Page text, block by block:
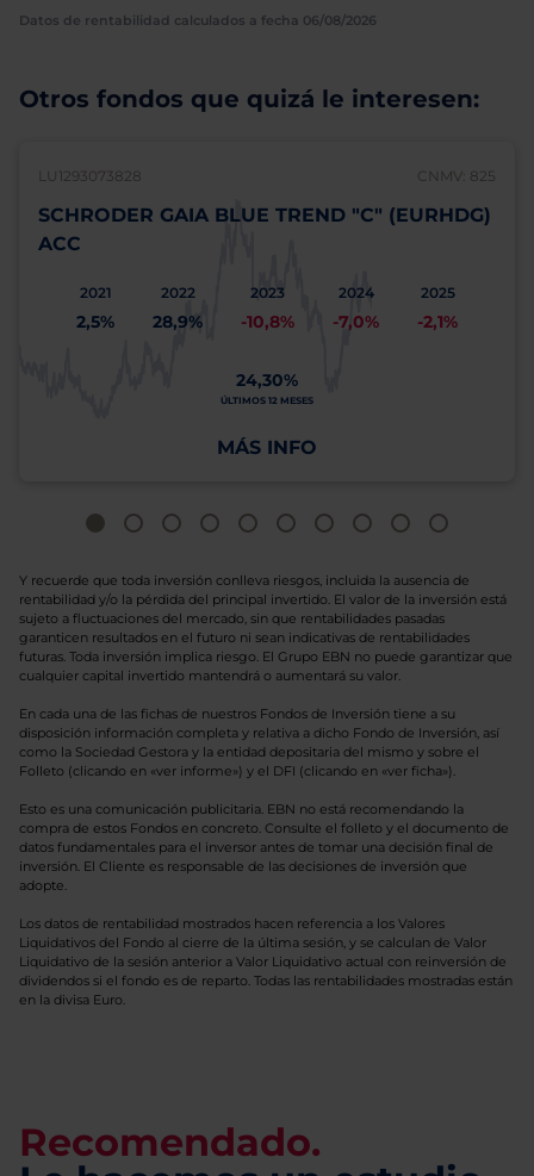
Datos de rentabilidad calculados a fecha 06/08/2026
Otros fondos que quizá le interesen:
LU1293073828 CNMV: 825
SCHRODER GAIA BLUE TREND "C" (EURHDG)
ACC
2021
2,5%
2022
28,9%
2023
-10,8%
2024
-7,0%
2025
-2,1%
24,30%
ÚLTIMOS 12 MESES
MÁS INFO
Y recuerde que toda inversión conlleva riesgos, incluida la ausencia de
rentabilidad y/o la pérdida del principal invertido. El valor de la inversión está
sujeto a fluctuaciones del mercado, sin que rentabilidades pasadas
garanticen resultados en el futuro ni sean indicativas de rentabilidades
futuras. Toda inversión implica riesgo. El Grupo EBN no puede garantizar que
cualquier capital invertido mantendrá o aumentará su valor.
En cada una de las fichas de nuestros Fondos de Inversión tiene a su
disposición información completa y relativa a dicho Fondo de Inversión, así
como la Sociedad Gestora y la entidad depositaria del mismo y sobre el
Folleto (clicando en «ver informe») y el DFI (clicando en «ver ficha»).
Esto es una comunicación publicitaria. EBN no está recomendando la
compra de estos Fondos en concreto. Consulte el folleto y el documento de
datos fundamentales para el inversor antes de tomar una decisión final de
inversión. El Cliente es responsable de las decisiones de inversión que
adopte.
Los datos de rentabilidad mostrados hacen referencia a los Valores
Liquidativos del Fondo al cierre de la última sesión, y se calculan de Valor
Liquidativo de la sesión anterior a Valor Liquidativo actual con reinversión de
dividendos si el fondo es de reparto. Todas las rentabilidades mostradas están
en la divisa Euro.
Recomendado.